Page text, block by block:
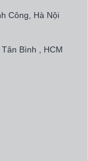
Công, Hà Nội
Bình , HCM